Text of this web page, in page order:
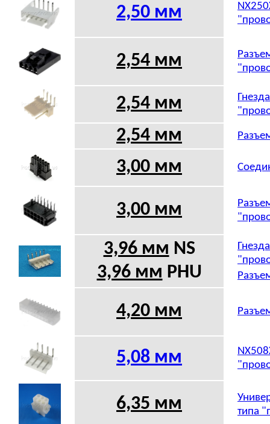
2,50 мм
2,54 мм
2,54 мм
2,54 мм
3,00 мм
3,00 мм
3,96 мм NS
3,96 мм PHU
4,20 мм
5,08 мм
6,35 мм
типа